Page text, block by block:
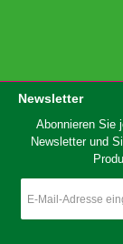
Newsletter
Abonnieren Sie
Newsletter und
Mail-
*